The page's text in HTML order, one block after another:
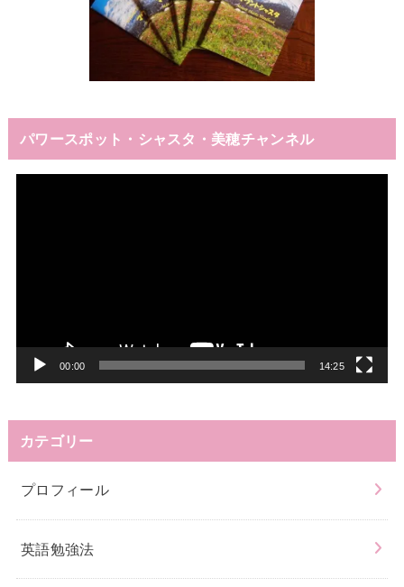
パワースポット・シャスタ・美穂チャンネル
00:00 14:25
カテゴリー
プロフィール
英語勉強法